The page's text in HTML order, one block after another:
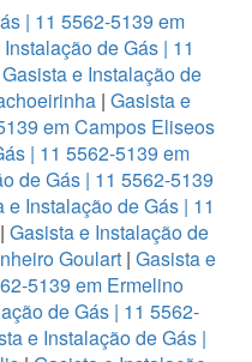
| 11 5562-5139 em
de Gás | 11
Gasista e Instalação de
| Gasista e
em Campos Eliseos
| 11 5562-5139 em
de Gás | 11 5562-5139
e Instalação de Gás | 11
| Gasista e Instalação de
Goulart | Gasista e
5139 em Ermelino
de Gás | 11 5562-
e Instalação de Gás |